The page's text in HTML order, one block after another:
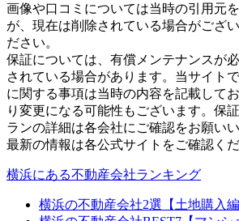
画像や口コミについては当時の引用元
が、現在は削除されている場合がござ
ださい。
保証については、有償メンテナンスが
されている場合があります。当サイト
に関する事項は当時の内容を記載して
り変更になる可能性もございます。保
ランの詳細は各会社にご確認をお願いい
最新の情報は各公式サイトをご確認くだ
横浜にある不動産会社ランキング
横浜の不動産会社2選【土地購入編